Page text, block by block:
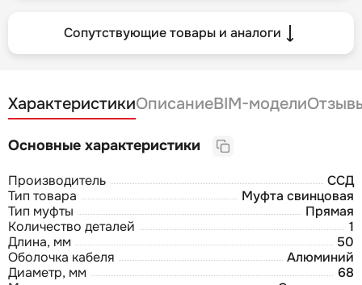
Сопутствующие товары и аналоги
ХарактеристикиОписаниеBIM-модели
Основные характеристики
Производитель
ССД
Тип товара
Муфта свинцовая
Тип муфты
Прямая
Количество деталей
1
Длина, мм
50
Оболочка кабеля
Алюминий
Диаметр, мм
68